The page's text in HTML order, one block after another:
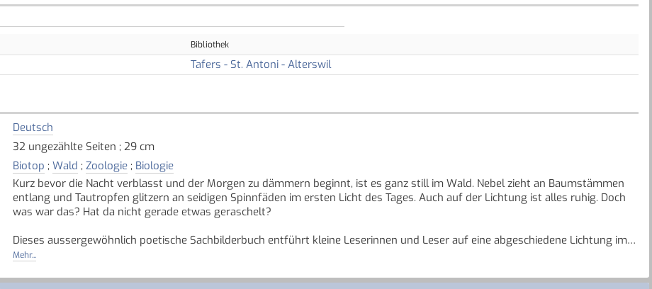
Bibliothek
Tafers - St. Antoni - Alterswil
Deutsch
32 ungezählte Seiten ; 29 cm
Biotop ; Wald ; Zoologie; Biologie
Kurz bevor die Nacht verblasst und der Morgen zu dämmern beginnt, ist es ganz still im Wald. Nebel zieht an Baumstämmen
entlang und Tautropfen glitzern an seidigen Spinnfäden im ersten Licht des Tages. Auch auf der Lichtung ist alles ruhig. Doch
was war das? Hat da nicht gerade etwas geraschelt?
Dieses aussergewöhnlich poetische Sachbilderbuch entführt kleine Leserinnen und Leser auf eine abgeschiedene Lichtung im
Wald. Einen Tag und eine Nacht begleiten sie Eichhörnchen und Igel auf ihren Streifzügen und erfahren das Leben im Wald
[Quelle: Buchhaus.ch, bearbeitet mit ChatGPT]
Mehr...